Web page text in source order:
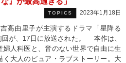
TOPICS 2023年1月18日
高由里子が主演するドラマ「星降る
が、17日に放送された。 本作は、
人科医と、音のない世界で自由に生
く大人のピュア・ラブストーリー。大